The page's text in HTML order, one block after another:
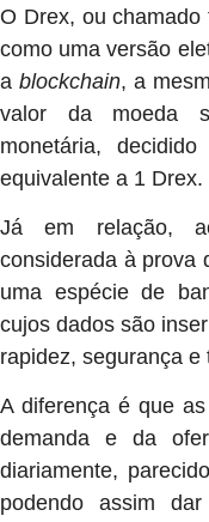
O Drex, ou
como uma versão
a blockchain, a
valor da moeda
monetária,
equivalente a 1 Drex.
Já em relação,
considerada à prova
uma espécie de
cujos dados são
rapidez, segurança e
A diferença é que
demanda e da
diariamente,
podendo assim